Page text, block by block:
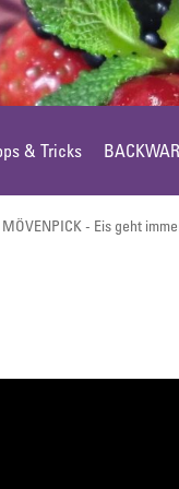
& Plattenkuchen
& Tricks
MÖVENPICK - Eis geht